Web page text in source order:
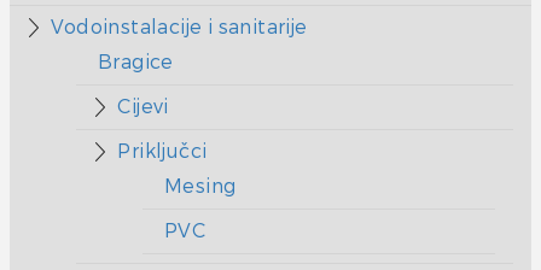
Vodoinstalacije i sanitarije
Bragice
Cijevi
Priključci
Mesing
PVC